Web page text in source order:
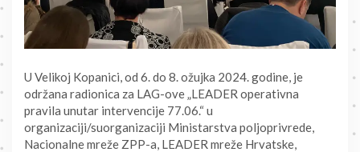
U Velikoj Kopanici, od 6. do 8. ožujka 2024. godine, je
održana radionica za LAG-ove „LEADER operativna
pravila unutar intervencije 77.06.“ u
organizaciji/suorganizaciji Ministarstva poljoprivrede,
Nacionalne mreže ZPP-a, LEADER mreže Hrvatske,